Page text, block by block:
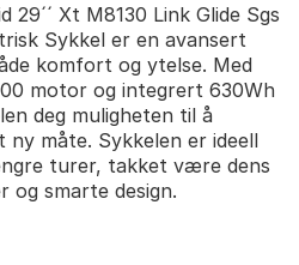
29´´ Xt M8130 Link Glide Sgs
Sykkel er en avansert
komfort og ytelse. Med
motor og integrert 630Wh
deg muligheten til å
ny måte. Sykkelen er ideell
turer, takket være dens
og smarte design.